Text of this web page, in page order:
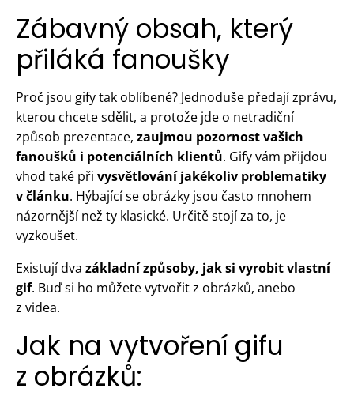
Zábavný obsah, který
přiláká fanoušky
Proč jsou gify tak oblíbené? Jednoduše předají zprávu,
kterou chcete sdělit, a protože jde o netradiční
způsob prezentace, zaujmou pozornost vašich
fanoušků i potenciálních klientů. Gify vám přijdou
vhod také při vysvětlování jakékoliv problematiky
v článku. Hýbající se obrázky jsou často mnohem
názornější než ty klasické. Určitě stojí za to, je
vyzkoušet.
Existují dva základní způsoby, jak si vyrobit vlastní
gif. Buď si ho můžete vytvořit z obrázků, anebo
z videa.
Jak na vytvoření gifu
z obrázků: